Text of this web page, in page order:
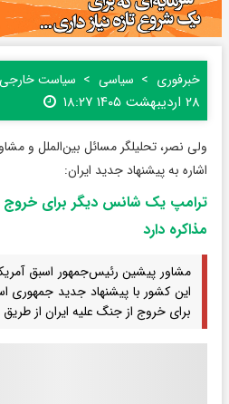
خبرفوری سیاسی سیاست خارجی
۲۸ اردیبهشت ۱۴۰۵ ۱۸:۲۷
ولی نصر، تحلیلگر مسائل بین‌الملل و
اشاره به پیشنهاد جدید ایران:
ترامپ یک شانس دیگر برای خروج
مذاکره دارد
مشاور پیشین رئیس‌جمهور اسبق
این کشور با پیشنهاد جدید جمهوری
برای خروج از جنگ علیه ایران از طریق